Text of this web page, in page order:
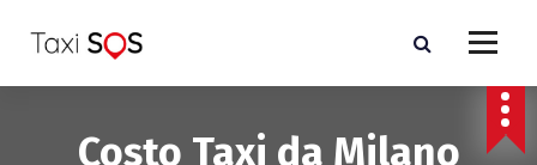
a
Costo Taxi da Milano